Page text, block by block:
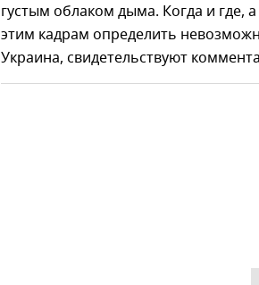
густым облаком дыма. Когда и где,
этим кадрам определить
Украина, свидетельствуют